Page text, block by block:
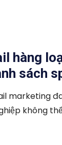
hàng
sách
marketing
không